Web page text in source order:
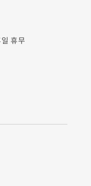
휴무